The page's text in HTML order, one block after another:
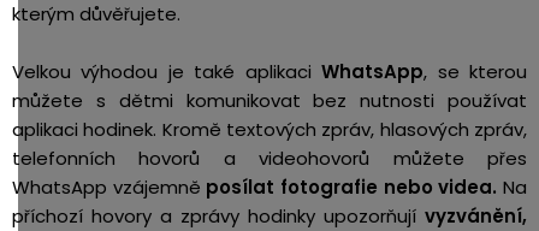
kterým důvěřujete.
Velkou výhodou je také aplikaciWhatsApp, se kterou
můžete s dětmi komunikovat bez nutnosti používat
aplikaci hodinek. Kromě textových zpráv, hlasových zpráv,
telefonních hovorů a videohovorů můžete přes
WhatsApp vzájemně posílat fotografie nebo videa. Na
příchozí hovory a zprávy hodinky upozorňují vyzvánění,